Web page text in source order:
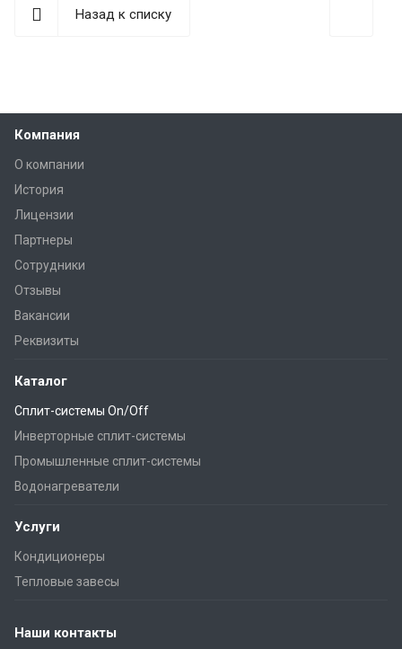
Назад к списку
Компания
О компании
История
Лицензии
Партнеры
Сотрудники
Отзывы
Вакансии
Реквизиты
Каталог
Сплит-системы On/Off
Инверторные сплит-системы
Промышленные сплит-системы
Водонагреватели
Услуги
Кондиционеры
Тепловые завесы
Наши контакты